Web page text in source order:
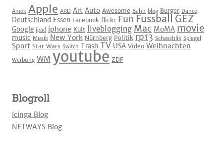
Amok Apple ARD Art Auto Awesome Bahn blog Burger Dance
Deutschland Essen Facebook flickr Fun Fussball GEZ
Google ipad iphone Kult liveblogging Mac MoMA movie
music Musik New York Nürnberg Politik rp13 Schaschlik Spiegel
Sport Star Wars Switch Trash TV USA Video Weihnachten
Werbung WM youtube ZDF
Blogroll
Icinga Blog
NETWAYS Blog